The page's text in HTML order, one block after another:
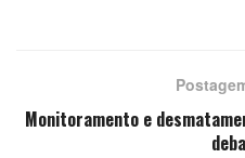
Monitoramento e